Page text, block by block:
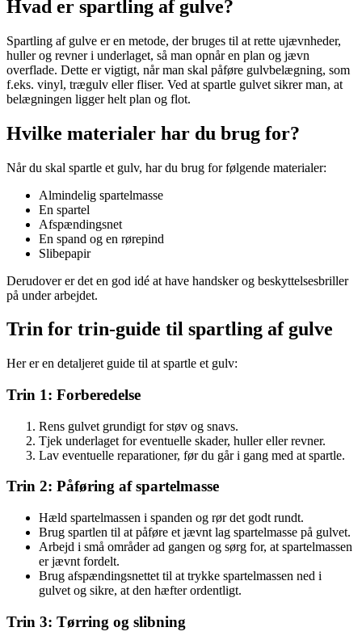
Hvad er spartling af gulve?
Spartling af gulve er en metode, der bruges til at rette ujævnheder,
huller og revner i underlaget, så man opnår en plan og jævn
overflade. Dette er vigtigt, når man skal påføre gulvbelægning, som
f.eks. vinyl, trægulv eller fliser. Ved at spartle gulvet sikrer man, at
belægningen ligger helt plan og flot.
Hvilke materialer har du brug for?
Når du skal spartle et gulv, har du brug for følgende materialer:
Almindelig spartelmasse
En spartel
Afspændingsnet
En spand og en rørepind
Slibepapir
Derudover er det en god idé at have handsker og beskyttelsesbriller
på under arbejdet.
Trin for trin-guide til spartling af gulve
Her er en detaljeret guide til at spartle et gulv:
Trin 1: Forberedelse
Rens gulvet grundigt for støv og snavs.
Tjek underlaget for eventuelle skader, huller eller revner.
Lav eventuelle reparationer, før du går i gang med at spartle.
Trin 2: Påføring af spartelmasse
Hæld spartelmassen i spanden og rør det godt rundt.
Brug spartlen til at påføre et jævnt lag spartelmasse på gulvet.
Arbejd i små områder ad gangen og sørg for, at spartelmassen
er jævnt fordelt.
Brug afspændingsnettet til at trykke spartelmassen ned i
gulvet og sikre, at den hæfter ordentligt.
Trin 3: Tørring og slibning